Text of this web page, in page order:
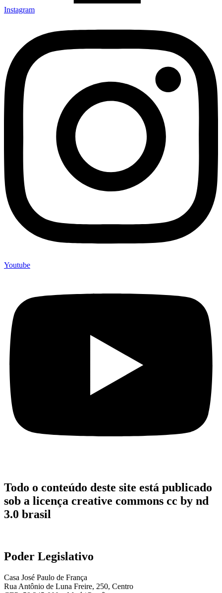
Instagram
Youtube
Todo o conteúdo deste site está publicado
sob a licença creative commons cc by nd
3.0 brasil
Poder Legislativo
Casa José Paulo de França
Rua Antônio de Luna Freire, 250, Centro